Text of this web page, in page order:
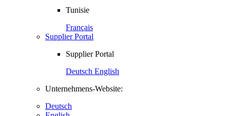
Tunisie
Français
Supplier Portal
Supplier Portal
Deutsch English
Unternehmens-Website:
Deutsch